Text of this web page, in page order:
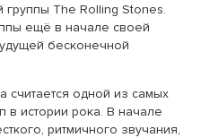
группы The Rolling Stones.
ещё в начале своей
бесконечной
считается одной из самых
в истории рока. В начале
ритмичного звучания,